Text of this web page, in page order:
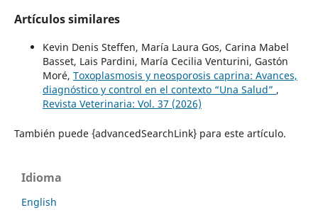
Artículos similares
Kevin Denis Steffen, María Laura Gos, Carina Mabel
Basset, Lais Pardini, María Cecilia Venturini, Gastón
Moré, Toxoplasmosis y neosporosis caprina: Avances,
diagnóstico y control en el contexto “Una Salud” ,
Revista Veterinaria: Vol. 37 (2026)
También puede {advancedSearchLink} para este artículo.
Idioma
English